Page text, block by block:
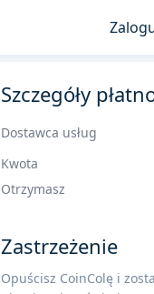
Szczegóły
Dostawca usług
Kwota
Otrzymasz
Zastrzeżenie
Opuścisz CoinColę i